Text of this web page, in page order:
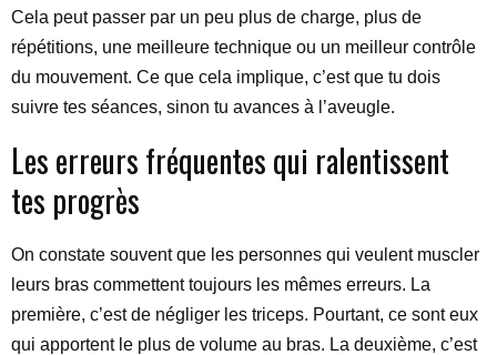
Cela peut passer par un peu plus de charge, plus de
répétitions, une meilleure technique ou un meilleur contrôle
du mouvement. Ce que cela implique, c’est que tu dois
suivre tes séances, sinon tu avances à l’aveugle.
Les erreurs fréquentes qui ralentissent
tes progrès
On constate souvent que les personnes qui veulent muscler
leurs bras commettent toujours les mêmes erreurs. La
première, c’est de négliger les triceps. Pourtant, ce sont eux
qui apportent le plus de volume au bras. La deuxième, c’est